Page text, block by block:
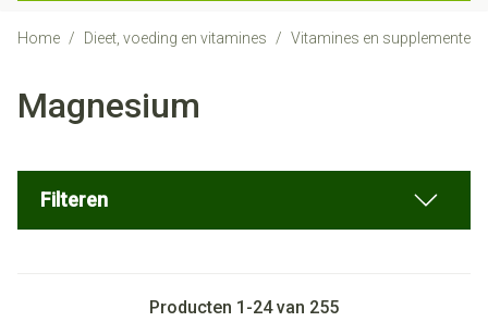
Home / Dieet, voeding en vitamines / Vitamines en supplementen
Magnesium
Filteren
Producten 1 -24van 255